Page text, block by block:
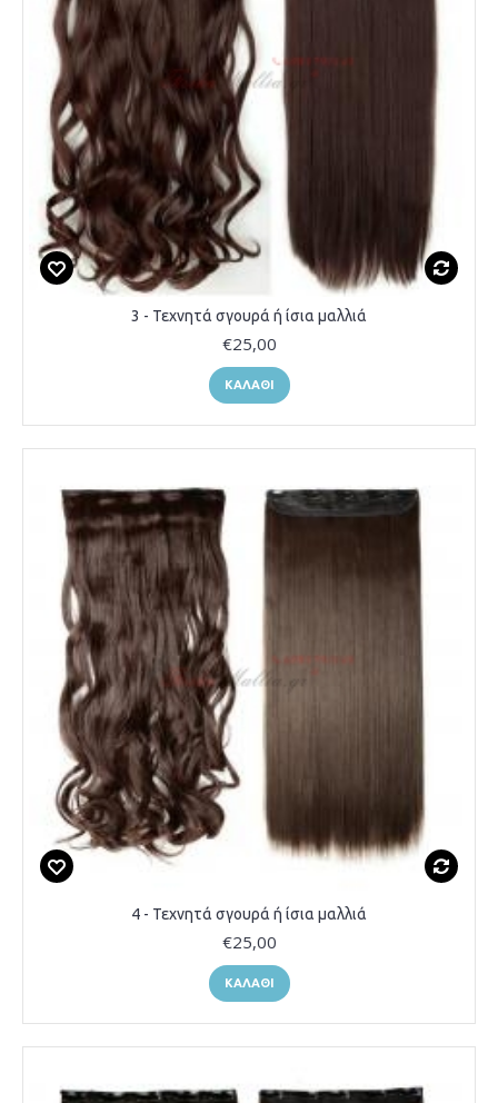
3 - Τεχνητά σγουρά ή ίσια μαλλιά
€25,00
ΚΑΛΆΘΙ
4 - Τεχνητά σγουρά ή ίσια μαλλιά
€25,00
ΚΑΛΆΘΙ